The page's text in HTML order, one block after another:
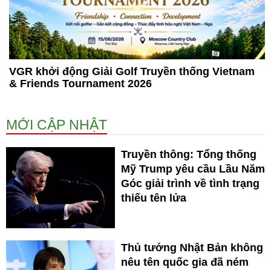
VGR khởi động Giải Golf Truyền thống Vietnam
& Friends Tournament 2026
MỚI CẬP NHẬT
Truyền thông: Tổng thống
Mỹ Trump yêu cầu Lầu Năm
Góc giải trình về tình trạng
thiếu tên lửa
Thủ tướng Nhật Bản không
nêu tên quốc gia đã ném